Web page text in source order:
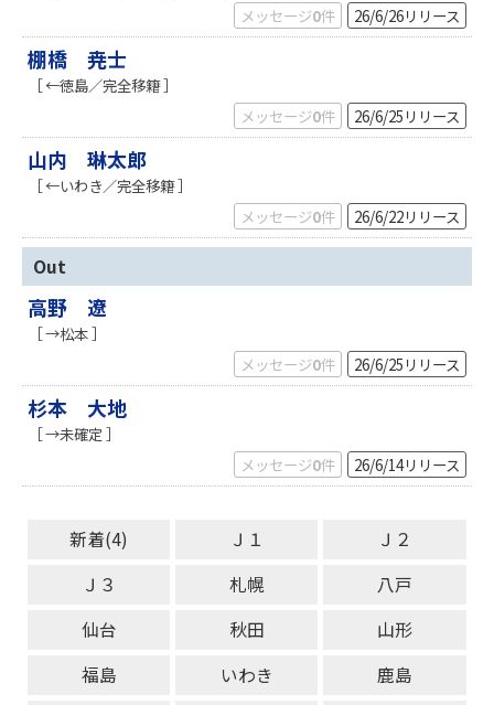
メッセージ0件 26/6/26リリース
棚橋 尭士
［ ←徳島／完全移籍 ］
メッセージ0件 26/6/25 リリース
山内 琳太郎
［ ←いわき／完全移籍 ］
メッセージ0件 26/6/22リリース
Out
高野 遼
［ →松本 ］
メッセージ0件 26/6/25 リリース
杉本 大地
［ →未確定 ］
メッセージ0件 26/6/14リリース
新着(4) Ｊ１
Ｊ２
Ｊ３
札幌
八戸
仙台
秋田
山形
福島
いわき
鹿島